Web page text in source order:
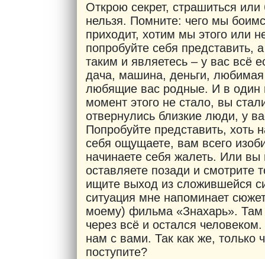
Открою секрет, страшиться
нельзя. Помните: чего мы
приходит, хотим мы этого или
попробуйте себя представить,
таким и являетесь – у вас всё
дача, машина, деньги, любимая
любящие вас родные. И в один
момент этого не стало, вы
отвернулись близкие люди, у
Попробуйте представить, хоть
себя ощущаете, вам всего
начинаете себя жалеть. Или вы
оставляете позади и смотрите
ищите выход из сложившейся
ситуация мне напоминает
моему) фильма «Знахарь». Там
через всё и остался
нам с вами. Так как же, только
поступите?